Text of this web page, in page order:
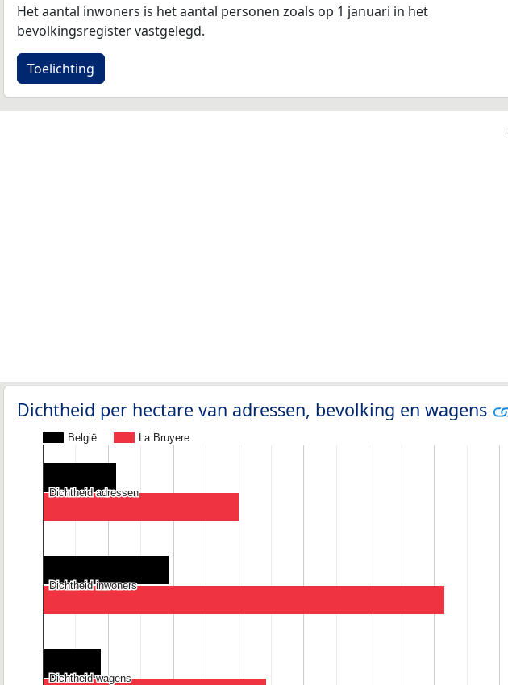
Het aantal inwoners is het aantal personen zoals op 1 januari in het
bevolkingsregister vastgelegd.
Toelichting
Dichtheid per hectare van adressen, bevolking en wagens
België La Bruyere
Dichtheid adressen
Dichtheid adressen
Dichtheid inwoners
Dichtheid inwoners
Dichtheid wagens
Dichtheid wagens